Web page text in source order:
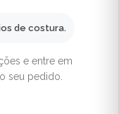
de costura.
e entre em
seu pedido.